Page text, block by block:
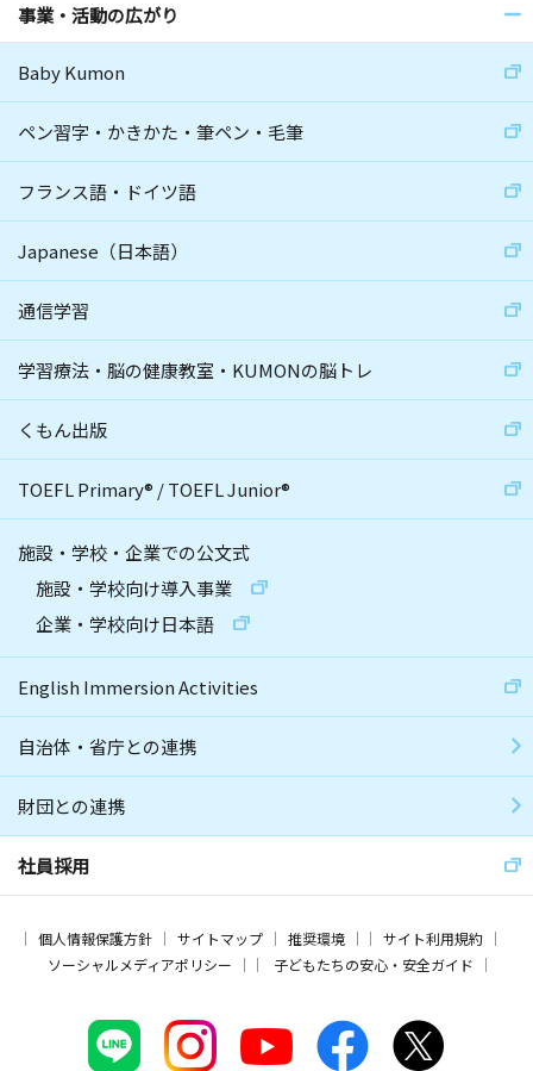
事業・活動の広がり
Baby Kumon
ペン習字・かきかた・筆ペン・毛筆
フランス語・ドイツ語
Japanese（日本語）
通信学習
学習療法・脳の健康教室・KUMONの脳トレ
くもん出版
TOEFL Primary® /TOEFL Junior®
施設・学校・企業での公文式
施設・学校向け導入事業
企業・学校向け日本語
English Immersion Activities
自治体・省庁との連携
財団との連携
社員採用
個人情報保護方針 サイトマップ 推奨環境
サイト利用規約
ソーシャルメディアポリシー
子どもたちの安心・安全ガイド